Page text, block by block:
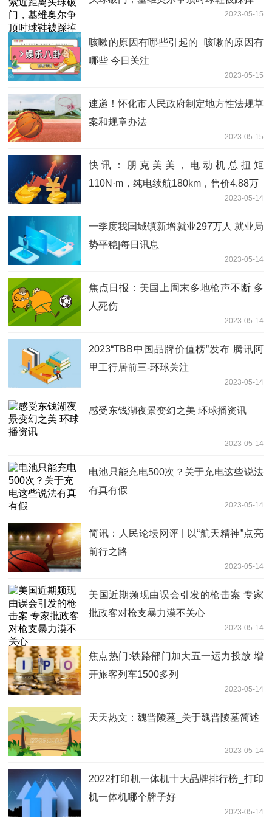
2023-05-15
咳嗽的原因有哪些引起的_咳嗽的原因有
哪些 今日关注
2023-05-15
速递！怀化市人民政府制定地方性法规草
案和规章办法
2023-05-15
快讯：朋克美美，电动机总扭矩
110N·m，纯电续航180km，售价4.88万
2023-05-14
一季度我国城镇新增就业297万人 就业局
势平稳|每日讯息
2023-05-14
焦点日报：美国上周末多地枪声不断 多
人死伤
2023-05-14
2023“TBB中国品牌价值榜”发布 腾讯阿
里工行居前三-环球关注
2023-05-14
感受东钱湖夜景变幻之美 环球播资讯
2023-05-14
电池只能充电500次？关于充电这些说法
有真有假
2023-05-14
简讯：人民论坛网评 | 以“航天精神”点亮
前行之路
2023-05-14
美国近期频现由误会引发的枪击案 专家
批政客对枪支暴力漠不关心
2023-05-14
焦点热门:铁路部门加大五一运力投放 增
开旅客列车1500多列
2023-05-14
天天热文：魏晋陵墓_关于魏晋陵墓简述
2023-05-14
2022打印机一体机十大品牌排行榜_打印
机一体机哪个牌子好
2023-05-14